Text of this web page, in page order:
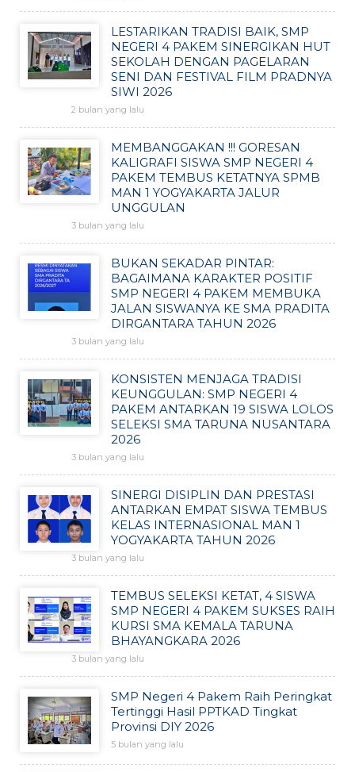
LESTARIKAN TRADISI BAIK, SMP
NEGERI 4 PAKEM SINERGIKAN HUT
SEKOLAH DENGAN PAGELARAN
SENI DAN FESTIVAL FILM PRADNYA
SIWI 2026
2 bulan yang lalu
MEMBANGGAKAN !!! GORESAN
KALIGRAFI SISWA SMP NEGERI 4
PAKEM TEMBUS KETATNYA SPMB
MAN 1 YOGYAKARTA JALUR
UNGGULAN
3 bulan yang lalu
BUKAN SEKADAR PINTAR:
BAGAIMANA KARAKTER POSITIF
SMP NEGERI 4 PAKEM MEMBUKA
JALAN SISWANYA KE SMA PRADITA
DIRGANTARA TAHUN 2026
3 bulan yang lalu
KONSISTEN MENJAGA TRADISI
KEUNGGULAN: SMP NEGERI 4
PAKEM ANTARKAN 19 SISWA LOLOS
SELEKSI SMA TARUNA NUSANTARA
2026
3 bulan yang lalu
SINERGI DISIPLIN DAN PRESTASI
ANTARKAN EMPAT SISWA TEMBUS
KELAS INTERNASIONAL MAN 1
YOGYAKARTA TAHUN 2026
3 bulan yang lalu
TEMBUS SELEKSI KETAT, 4 SISWA
SMP NEGERI 4 PAKEM SUKSES RAIH
KURSI SMA KEMALA TARUNA
BHAYANGKARA 2026
3 bulan yang lalu
SMP Negeri 4 Pakem Raih Peringkat
Tertinggi Hasil PPTKAD Tingkat
Provinsi DIY 2026
5 bulan yang lalu